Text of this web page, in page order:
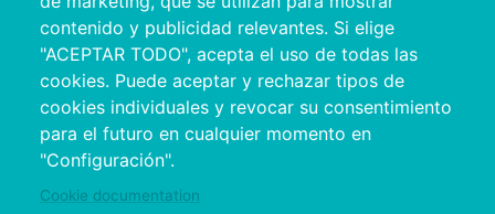
Clique na imagem para descarregar o
Manual para os estabelecimentos turísticos.
contenido y publicidad relevantes. Si elige
"ACEPTAR TODO", acepta el uso de todas las
cookies. Puede aceptar y rechazar tipos de
cookies individuales y revocar su consentimiento
para el futuro en cualquier momento en
"Configuración".
Cookie documentation